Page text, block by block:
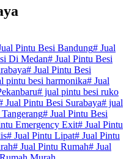
Pintu Besi Bandung# Jual
Di Medan# Jual Pintu Besi
# Jual Pintu Besi
pintu besi harmonika# Jual
# jual pintu besi ruko
Jual Pintu Besi Surabaya# jual
# Jual Pintu Besi
Emergency Exit# Jual Pintu
# Jual Pintu Lipat# Jual Pintu
# Jual Pintu Rumah# Jual